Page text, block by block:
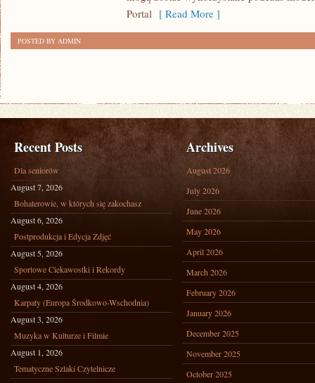
Portal [ Read More ]
POSTED BY ADMIN
Recent Posts
Dla seniorów
August 7, 2026
Bohaterowie, w których się zakochasz
August 6, 2026
Postprodukcja i Edycja Zdjęć
August 5, 2026
Sportowe Ciekawostki i Rekordy
August 4, 2026
Karpaty (Europa Środkowo-Wschodnia)
August 3, 2026
Muzyka w Kulturze i Filmie
August 1, 2026
Tematyczne Szlaki Czytelnicze
Archives
August 2026
July 2026
June 2026
May 2026
April 2026
March 2026
February 2026
January 2026
December 2025
November 2025
October 2025